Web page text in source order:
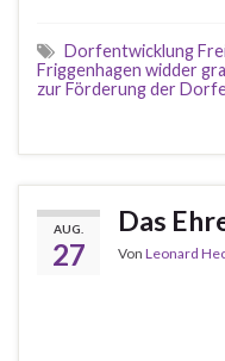
Dorfentwicklung
Friggenhagen widder
zur Förderung der
AUG.
27
Das
Von Leonard